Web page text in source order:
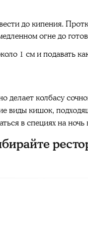
до кипения.
огне до
1 см и подавать
делает колбасу
виды кишок,
в специях на ночь